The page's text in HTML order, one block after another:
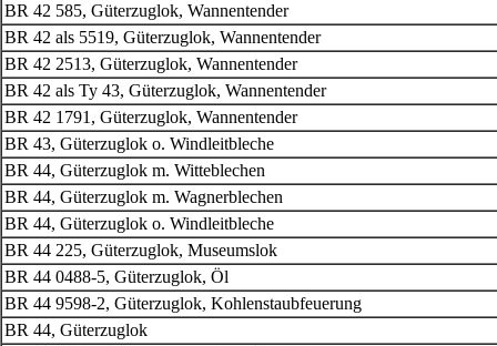
BR 42 585, Güterzuglok, Wannentender
BR 42 als 5519, Güterzuglok, Wannentender
BR 42 2513, Güterzuglok, Wannentender
BR 42 als Ty 43, Güterzuglok, Wannentender
BR 42 1791, Güterzuglok, Wannentender
BR 43, Güterzuglok o. Windleitbleche
BR 44, Güterzuglok m. Witteblechen
BR 44, Güterzuglok m. Wagnerblechen
BR 44, Güterzuglok o. Windleitbleche
BR 44 225, Güterzuglok, Museumslok
BR 44 0488-5, Güterzuglok, Öl
BR 44 9598-2, Güterzuglok, Kohlenstaubfeuerung
BR 44, Güterzuglok